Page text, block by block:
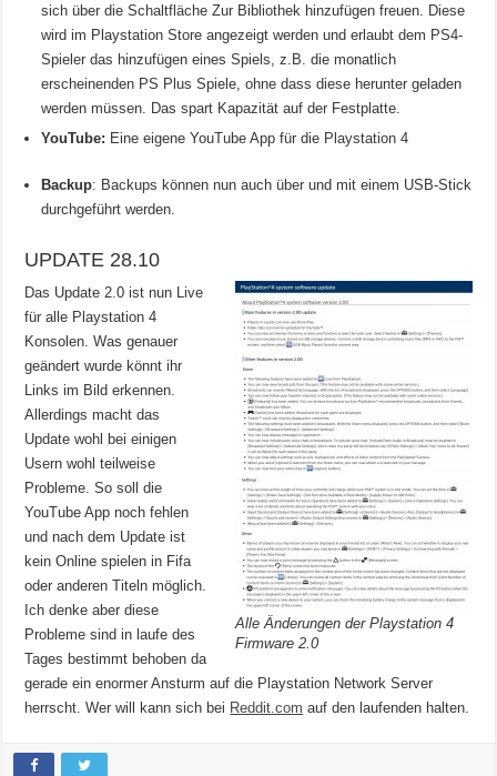
sich über die Schaltfläche Zur Bibliothek hinzufügen freuen. Diese
wird im Playstation Store angezeigt werden und erlaubt dem PS4-
Spieler das hinzufügen eines Spiels, z.B. die monatlich
erscheinenden PS Plus Spiele, ohne dass diese herunter geladen
werden müssen. Das spart Kapazität auf der Festplatte.
YouTube: Eine eigene YouTube App für die Playstation 4
Backup: Backups können nun auch über und mit einem USB-Stick
durchgeführt werden.
UPDATE 28.10
Alle Änderungen der Playstation 4
Firmware 2.0
Das Update 2.0 ist nun Live
für alle Playstation 4
Konsolen. Was genauer
geändert wurde könnt ihr
Links im Bild erkennen.
Allerdings macht das
Update wohl bei einigen
Usern wohl teilweise
Probleme. So soll die
YouTube App noch fehlen
und nach dem Update ist
kein Online spielen in Fifa
oder anderen Titeln möglich.
Ich denke aber diese
Probleme sind in laufe des
Tages bestimmt behoben da
gerade ein enormer Ansturm auf die Playstation Network Server
herrscht. Wer will kann sich bei Reddit.com auf den laufenden halten.